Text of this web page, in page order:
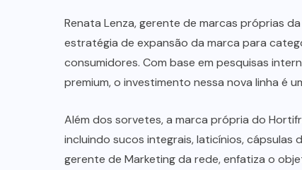
Renata Lenza, gerente de marcas próprias
estratégia de expansão da marca para
consumidores. Com base em pesquisas
premium, o investimento nessa nova linha é
Além dos sorvetes, a marca própria do
incluindo sucos integrais, laticínios, cápsulas
gerente de Marketing da rede, enfatiza o